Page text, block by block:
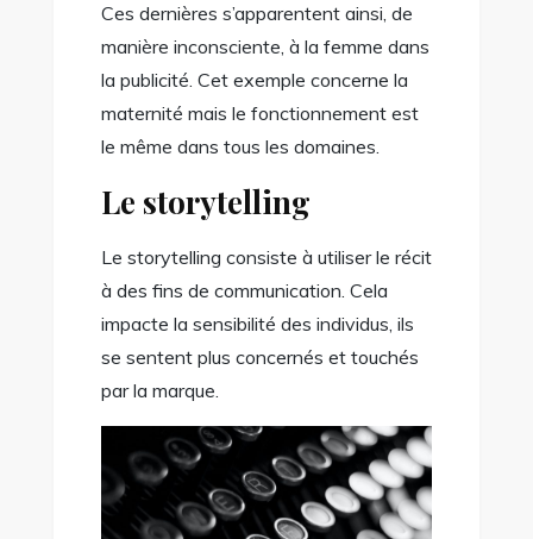
Ces dernières s’apparentent ainsi, de
manière inconsciente, à la femme dans
la publicité. Cet exemple concerne la
maternité mais le fonctionnement est
le même dans tous les domaines.
Le storytelling
Le storytelling consiste à utiliser le récit
à des fins de communication. Cela
impacte la sensibilité des individus, ils
se sentent plus concernés et touchés
par la marque.